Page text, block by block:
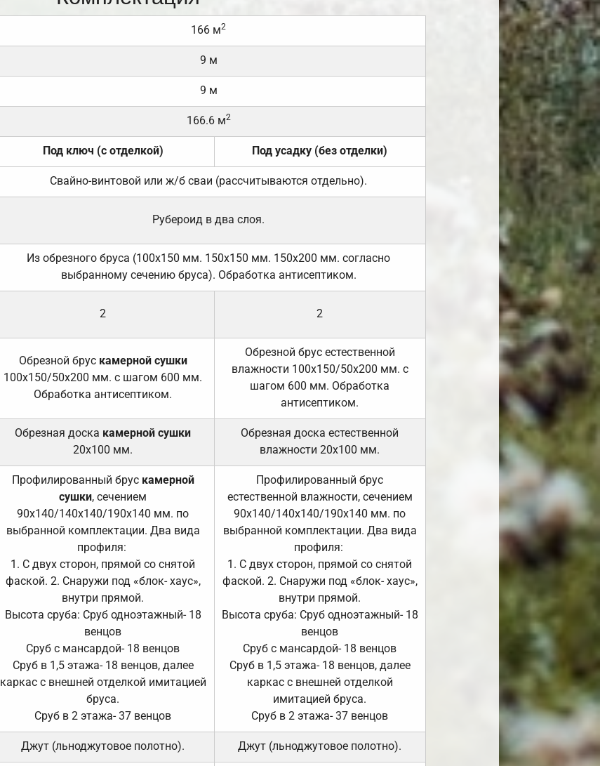
166 м2
9 м
9 м
166.6 м2
Под ключ (с отделкой) Под усадку (без отделки)
Свайно-винтовой или ж/б сваи (рассчитываются отдельно).
Рубероид в два слоя.
Из обрезного бруса (100х150 мм. 150х150 мм. 150х200 мм. согласно
выбранному сечению бруса). Обработка антисептиком.
2 2
Обрезной брус камерной сушки
100х150/50х200 мм. с шагом 600 мм.
Обработка антисептиком.
Обрезной брус естественной
влажности 100х150/50х200 мм. с
шагом 600 мм. Обработка
антисептиком.
Обрезная доска камерной сушки
20х100 мм.
Обрезная доска естественной
влажности 20х100 мм.
Профилированный брус камерной
сушки, сечением
90х140/140х140/190х140 мм. по
выбранной комплектации. Два вида
профиля:
1. С двух сторон, прямой со снятой
фаской. 2. Снаружи под «блок- хаус»,
внутри прямой.
Высота сруба: Сруб одноэтажный- 18
венцов
Сруб с мансардой- 18 венцов
Сруб в 1,5 этажа- 18 венцов, далее
каркас с внешней отделкой имитацией
бруса.
Сруб в 2 этажа- 37 венцов
Профилированный брус
естественной влажности, сечением
90х140/140х140/190х140 мм. по
выбранной комплектации. Два вида
профиля:
1. С двух сторон, прямой со снятой
фаской. 2. Снаружи под «блок- хаус»,
внутри прямой.
Высота сруба: Сруб одноэтажный- 18
венцов
Сруб с мансардой- 18 венцов
Сруб в 1,5 этажа- 18 венцов, далее
каркас с внешней отделкой
имитацией бруса.
Сруб в 2 этажа- 37 венцов
Джут (льноджутовое полотно). Джут (льноджутовое полотно).